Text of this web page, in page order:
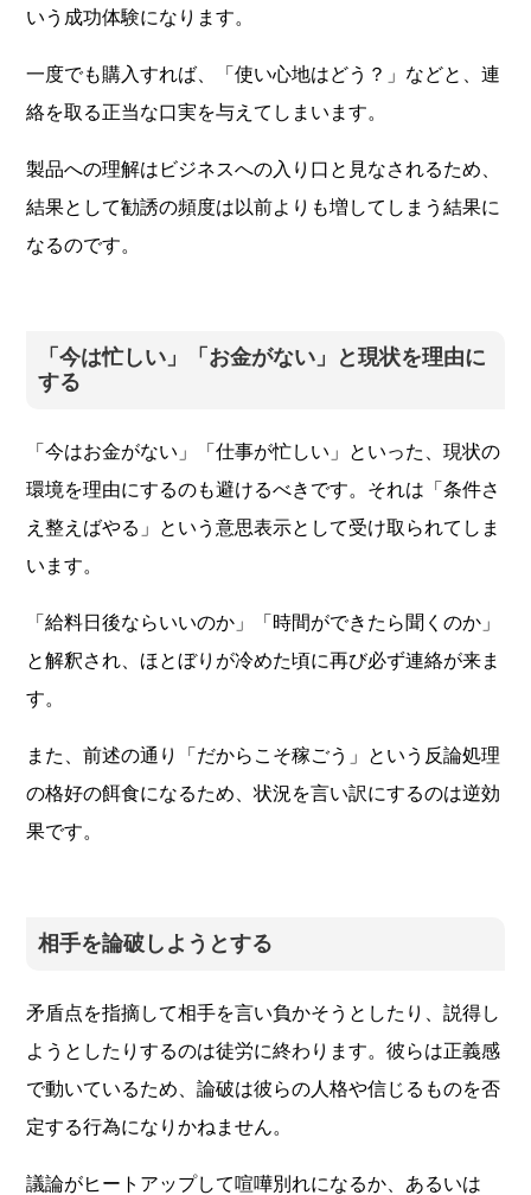
いう成功体験になります。
一度でも購入すれば、「使い心地はどう？」などと、連
絡を取る正当な口実を与えてしまいます。
製品への理解はビジネスへの入り口と見なされるため、
結果として勧誘の頻度は以前よりも増してしまう結果に
なるのです。
「今は忙しい」「お金がない」と現状を理由に
する
「今はお金がない」「仕事が忙しい」といった、現状の
環境を理由にするのも避けるべきです。それは「条件さ
え整えばやる」という意思表示として受け取られてしま
います。
「給料日後ならいいのか」「時間ができたら聞くのか」
と解釈され、ほとぼりが冷めた頃に再び必ず連絡が来ま
す。
また、前述の通り「だからこそ稼ごう」という反論処理
の格好の餌食になるため、状況を言い訳にするのは逆効
果です。
相手を論破しようとする
矛盾点を指摘して相手を言い負かそうとしたり、説得し
ようとしたりするのは徒労に終わります。彼らは正義感
で動いているため、論破は彼らの人格や信じるものを否
定する行為になりかねません。
議論がヒートアップして喧嘩別れになるか、あるいは